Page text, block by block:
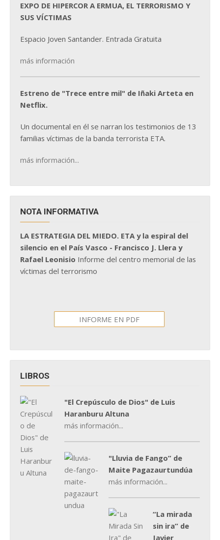
EXPO DE HIPERCOR A ERMUA, EL TERRORISMO Y
SUS VÍCTIMAS
Espacio Joven Santander. Entrada Gratuita
más información
Estreno de "Trece entre mil" de Iñaki Arteta en
Netflix.
Un documental en él se narran los testimonios de 13
familias víctimas de la banda terrorista ETA.
más información...
NOTA INFORMATIVA
LA ESTRATEGIA DEL MIEDO. ETA y la espiral del
silencio en el País Vasco - Francisco J. Llera y
Rafael Leonisio Informe del centro memorial de las
víctimas del terrorismo
INFORME EN PDF
LIBROS
"El Crepúsculo de Dios" de Luis
Haranburu Altuna
más información...
"Lluvia de Fango” de
Maite Pagazaurtundúa
más información...
“La mirada
sin ira” de
Javier